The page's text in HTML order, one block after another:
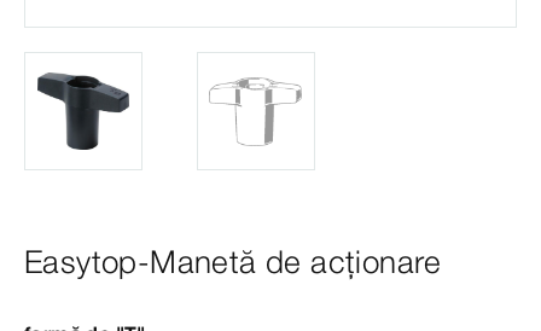
Easytop-Manetă de acționare